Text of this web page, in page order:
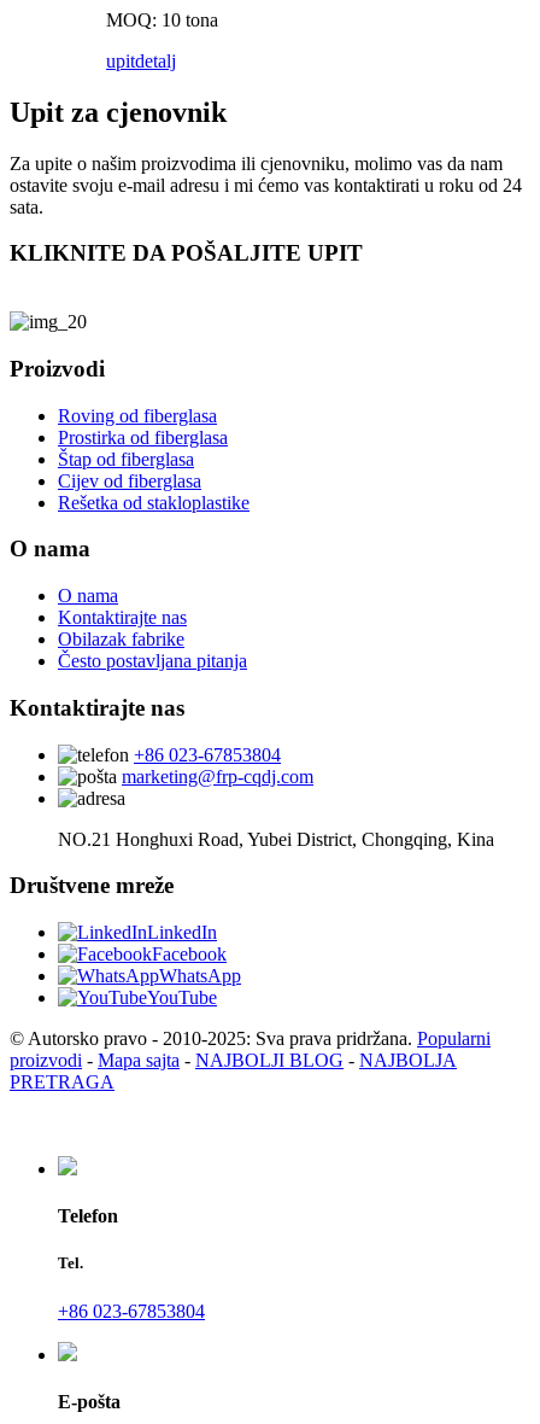
MOQ: 10 tona
upitdetalj
Upit za cjenovnik
Za upite o našim proizvodima ili cjenovniku, molimo vas da nam
ostavite svoju e-mail adresu i mi ćemo vas kontaktirati u roku od 24
sata.
KLIKNITE DA POŠALJITE UPIT
Proizvodi
Roving od fiberglasa
Prostirka od fiberglasa
Štap od fiberglasa
Cijev od fiberglasa
Rešetka od stakloplastike
O nama
O nama
Kontaktirajte nas
Obilazak fabrike
Često postavljana pitanja
Kontaktirajte nas
+86 023-67853804
marketing@frp-cqdj.com
NO.21 Honghuxi Road, Yubei District, Chongqing, Kina
Društvene mreže
LinkedIn
Facebook
WhatsApp
YouTube
© Autorsko pravo - 2010-2025: Sva prava pridržana. Popularni
proizvodi - Mapa sajta - NAJBOLJI BLOG - NAJBOLJA
PRETRAGA
Telefon
Tel.
+86 023-67853804
E-pošta